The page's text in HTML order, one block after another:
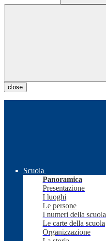
close
Scuola
Panoramica
Presentazione
I luoghi
Le persone
I numeri della scuola
Le carte della scuola
Organizzazione